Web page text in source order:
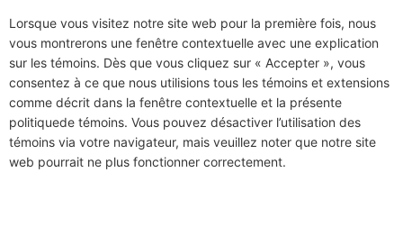
Lorsque vous visitez notre site web pour la première fois, nous
vous montrerons une fenêtre contextuelle avec une explication
sur les témoins. Dès que vous cliquez sur « Accepter », vous
consentez à ce que nous utilisions tous les témoins et extensions
comme décrit dans la fenêtre contextuelle et la présente
politiquede témoins. Vous pouvez désactiver l’utilisation des
témoins via votre navigateur, mais veuillez noter que notre site
web pourrait ne plus fonctionner correctement.